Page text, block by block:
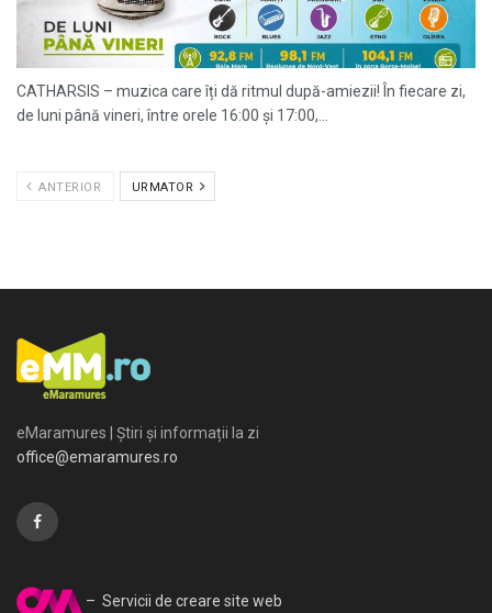
CATHARSIS – muzica care îți dă ritmul după-amiezii! În fiecare zi,
de luni până vineri, între orele 16:00 și 17:00,...
ANTERIOR URMATOR
eMaramures | Știri și informații la zi
office@emaramures.ro
– Servicii de creare site web